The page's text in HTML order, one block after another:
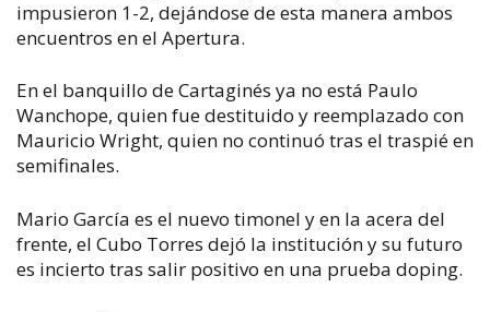
impusieron 1-2, dejándose de esta manera ambos
encuentros en el Apertura.
En el banquillo de Cartaginés ya no está Paulo
Wanchope, quien fue destituido y reemplazado con
Mauricio Wright, quien no continuó tras el traspié en
semifinales.
Mario García es el nuevo timonel y en la acera del
frente, el Cubo Torres dejó la institución y su futuro
es incierto tras salir positivo en una prueba doping.